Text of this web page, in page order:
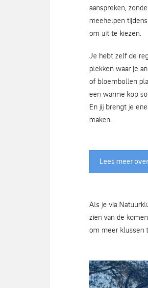
aanspreken,
meehelpen
om uit te kiezen.
Je hebt zelf de
plekken waar je
of bloembollen
een warme kop
En jij brengt je
maken.
Lees meer
Als je via
zien van de
om meer klussen